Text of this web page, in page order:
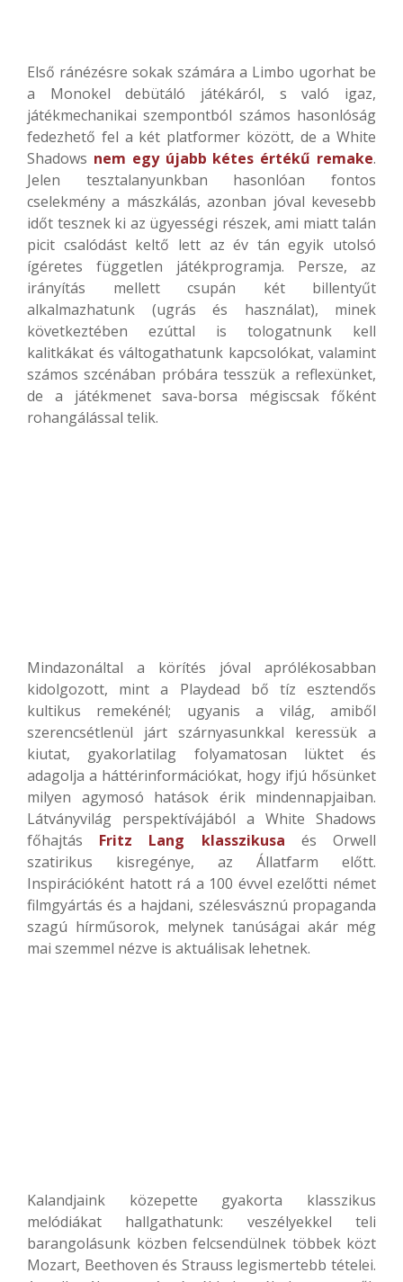
Első ránézésre sokak számára a Limbo ugorhat be
a Monokel debütáló játékáról, s való igaz,
játékmechanikai szempontból számos hasonlóság
fedezhető fel a két platformer között, de a White
Shadows nem egy újabb kétes értékű remake.
Jelen tesztalanyunkban hasonlóan fontos
cselekmény a mászkálás, azonban jóval kevesebb
időt tesznek ki az ügyességi részek, ami miatt talán
picit csalódást keltő lett az év tán egyik utolsó
ígéretes független játékprogramja. Persze, az
irányítás mellett csupán két billentyűt
alkalmazhatunk (ugrás és használat), minek
következtében ezúttal is tologatnunk kell
kalitkákat és váltogathatunk kapcsolókat, valamint
számos szcénában próbára tesszük a reflexünket,
de a játékmenet sava-borsa mégiscsak főként
rohangálással telik.
Mindazonáltal a körítés jóval aprólékosabban
kidolgozott, mint a Playdead bő tíz esztendős
kultikus remekénél; ugyanis a világ, amiből
szerencsétlenül járt szárnyasunkkal keressük a
kiutat, gyakorlatilag folyamatosan lüktet és
adagolja a háttérinformációkat, hogy ifjú hősünket
milyen agymosó hatások érik mindennapjaiban.
Látványvilág perspektívájából a White Shadows
főhajtás Fritz Lang klasszikusa és Orwell
szatirikus kisregénye, az Állatfarm előtt.
Inspirációként hatott rá a 100 évvel ezelőtti német
filmgyártás és a hajdani, szélesvásznú propaganda
szagú hírműsorok, melynek tanúságai akár még
mai szemmel nézve is aktuálisak lehetnek.
Kalandjaink közepette gyakorta klasszikus
melódiákat hallgathatunk: veszélyekkel teli
barangolásunk közben felcsendülnek többek közt
Mozart, Beethoven és Strauss legismertebb tételei.